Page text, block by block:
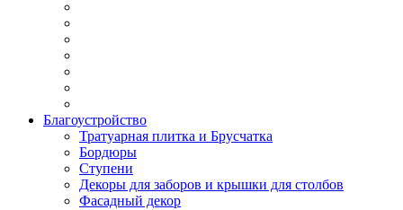
Благоустройство
Тратуарная плитка и Брусчатка
Бордюры
Ступени
Декоры для заборов и крышки для столбов
Фасадный декор